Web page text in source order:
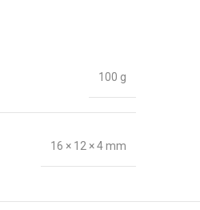
100 g
16 × 12 × 4 mm